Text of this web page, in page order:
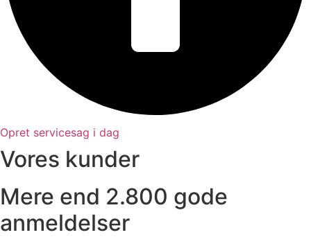
Opret servicesag i dag
Vores kunder
Mere end 2.800 gode
anmeldelser